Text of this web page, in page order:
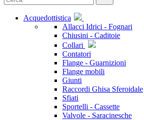
Acquedottistica
Allacci Idrici - Fognari
Chiusini - Caditoie
Collari
Contatori
Flange - Guarnizioni
Flange mobili
Giunti
Raccordi Ghisa Sferoidale
Sfiati
Sportelli - Cassette
Valvole - Saracinesche